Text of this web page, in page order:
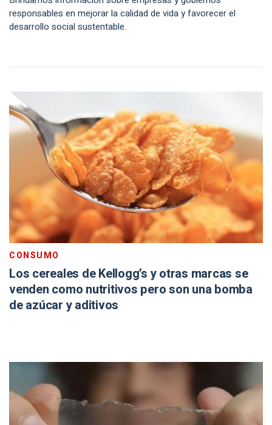
responsables en mejorar la calidad de vida y favorecer el
desarrollo social sustentable.
CONSUMO
Los cereales de Kellogg’s y otras marcas se
venden como nutritivos pero son una bomba
de azúcar y aditivos